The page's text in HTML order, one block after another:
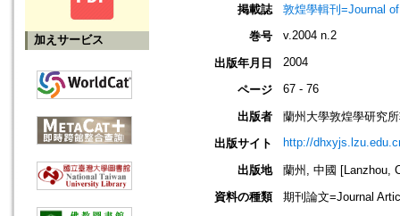
加えサービス
掲載誌
敦煌學輯刊=Journal
巻号
v.2004 n.2
出版年月日 2004
ページ 67 - 76
出版者
蘭州大學敦煌學研究
出版サイト
http://
出版地
蘭州, 中國 [Lanzhou,
資料の種類
期刊論文=Journal